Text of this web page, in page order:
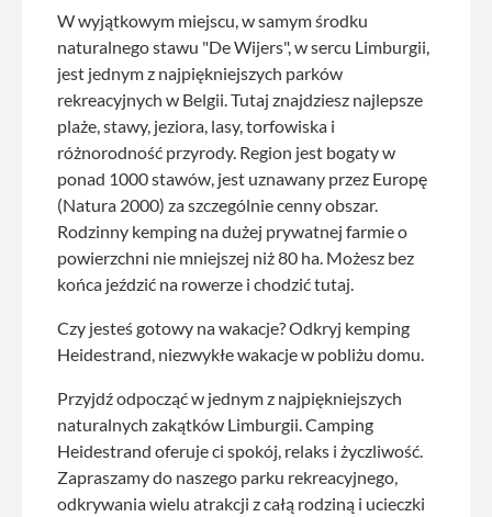
W wyjątkowym miejscu, w samym środku
naturalnego stawu "De Wijers", w sercu Limburgii,
jest jednym z najpiękniejszych parków
rekreacyjnych w Belgii. Tutaj znajdziesz najlepsze
plaże, stawy, jeziora, lasy, torfowiska i
różnorodność przyrody. Region jest bogaty w
ponad 1000 stawów, jest uznawany przez Europę
(Natura 2000) za szczególnie cenny obszar.
Rodzinny kemping na dużej prywatnej farmie o
powierzchni nie mniejszej niż 80 ha. Możesz bez
końca jeździć na rowerze i chodzić tutaj.
Czy jesteś gotowy na wakacje? Odkryj kemping
Heidestrand, niezwykłe wakacje w pobliżu domu.
Przyjdź odpocząć w jednym z najpiękniejszych
naturalnych zakątków Limburgii. Camping
Heidestrand oferuje ci spokój, relaks i życzliwość.
Zapraszamy do naszego parku rekreacyjnego,
odkrywania wielu atrakcji z całą rodziną i ucieczki